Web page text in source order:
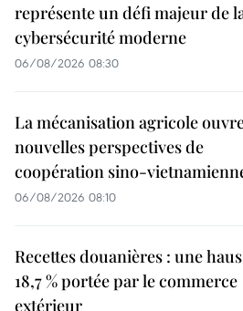
représente un défi majeur de
cybersécurité moderne
06/08/2026 08:30
La mécanisation agricole
nouvelles perspectives de
coopération sino-
06/08/2026 08:10
Recettes douanières : une
18,7 % portée par le commerce
extérieur